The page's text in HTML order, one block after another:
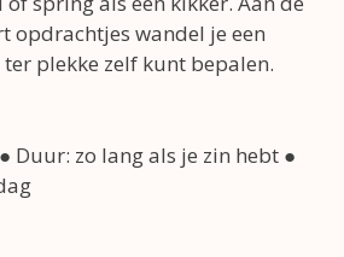
opdrachtjes wandel je een
plekke zelf kunt bepalen.
Duur: zo lang als je zin hebt ●